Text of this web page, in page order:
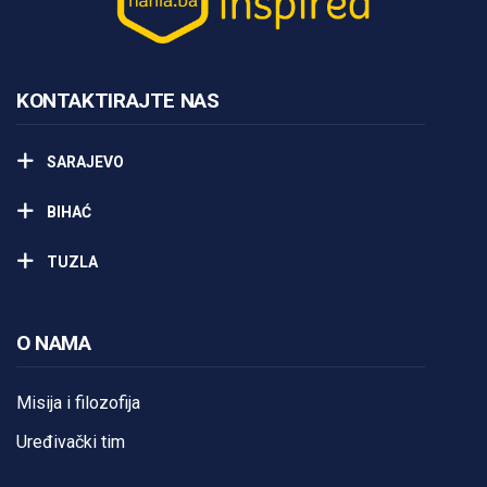
KONTAKTIRAJTE NAS
SARAJEVO
BIHAĆ
TUZLA
O NAMA
Misija i filozofija
Uređivački tim
Predavanja i tribine
Inspirativne priče i intervjui